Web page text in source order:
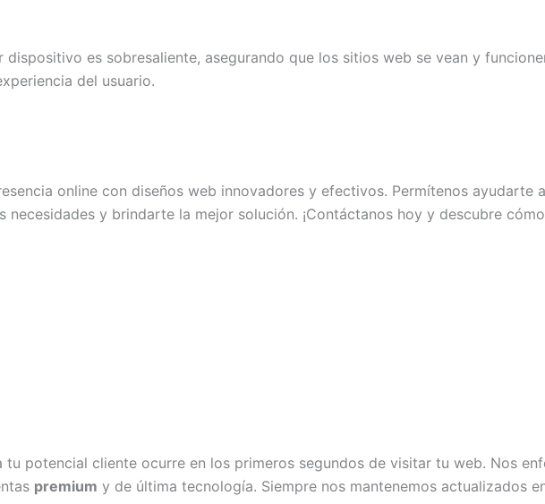
dispositivo es sobresaliente, asegurando que los sitios web se vean y
del usuario.
online con diseños web innovadores y efectivos. Permítenos
necesidades y brindarte la mejor solución. ¡Contáctanos hoy y descubre
tu potencial cliente ocurre en los primeros segundos de visitar tu web. Nos
premium y de última tecnología. Siempre nos mantenemos actualizados